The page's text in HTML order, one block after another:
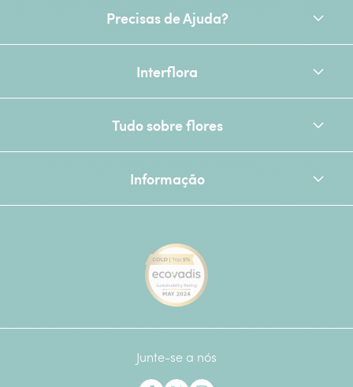
Precisas de Ajuda?
Interflora
Tudo sobre flores
Informação
Junte-se a nós